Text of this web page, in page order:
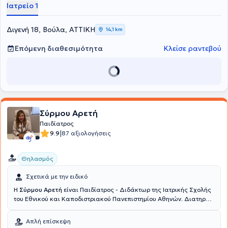
συμμετέχει σε πλήθος παιδιατρικών συνεδρίων στην Ελλάδα και το
πλήθος υπηρεσιών, εξατομικευμένες για τις ανάγκες κάθε παιδιού.
Ιατρείο 1
Διγενή 18, Βούλα, ΑΤΤΙΚΗ 14,1 km
Επόμενη διαθεσιμότητα Κλείσε ραντεβού
Σύρμου Αρετή
Παιδίατρος
9.9|87 αξιολογήσεις
Θηλασμός
Σχετικά με την ειδικό
Η Σύρμου Αρετή είναι Παιδίατρος - Διδάκτωρ της Ιατρικής Σχολής
του Εθνικού και Καποδιστριακού Πανεπιστημίου Αθηνών. Διατηρεί
Σχολής του Αριστοτέλειου Πανεπιστημίου Θεσσαλονίκης και
ειδικεύτηκε στη Β΄ Πανεπιστημιακή Παιδιατρική Κλινική του Γενικού
Απλή επίσκεψη